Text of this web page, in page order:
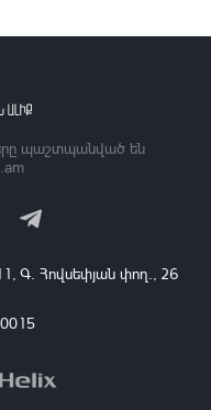
քան 4 մլրդ դոլարի
պաշտպանված են
Գ․ Հովսեփյան փող., 26